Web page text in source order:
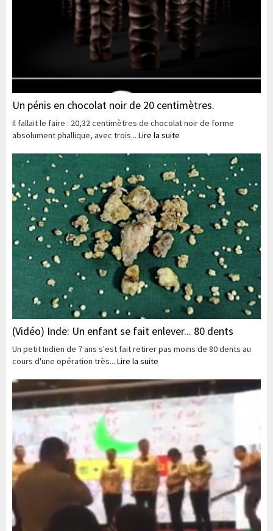
Un pénis en chocolat noir de 20 centimètres.
Il fallait le faire : 20,32 centimètres de chocolat noir de forme
absolument phallique, avec trois... Lire la suite
(Vidéo) Inde: Un enfant se fait enlever... 80 dents
Un petit Indien de 7 ans s'est fait retirer pas moins de 80 dents au
cours d'une opération très... Lire la suite